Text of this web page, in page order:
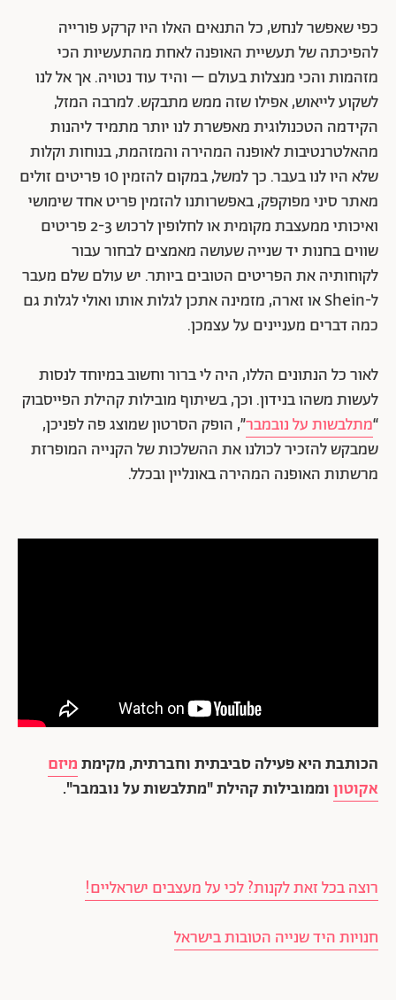
כפי שאפשר לנחש, כל התנאים האלו היו קרקע פורייה
להפיכתה של תעשיית האופנה לאחת מהתעשיות הכי
מזהמות והכי מנצלות בעולם – והיד עוד נטויה. אך אל לנו
לשקוע לייאוש, אפילו שזה ממש מתבקש. למרבה המזל,
הקידמה הטכנולוגית מאפשרת לנו יותר מתמיד ליהנות
מהאלטרנטיבות לאופנה המהירה והמזהמת, בנוחות וקלות
שלא היו לנו בעבר. כך למשל, במקום להזמין 10 פריטים זולים
מאתר סיני מפוקפק, באפשרותנו להזמין פריט אחד שימושי
ואיכותי ממעצבת מקומית או לחלופין לרכוש 2-3 פריטים
שווים בחנות יד שנייה שעושה מאמצים לבחור עבור
לקוחותיה את הפריטים הטובים ביותר. יש עולם שלם מעבר
ל-Shein או זארה, מזמינה אתכן לגלות אותו ואולי לגלות גם
כמה דברים מעניינים על עצמכן.
לאור כל הנתונים הללו, היה לי ברור וחשוב במיוחד לנסות
לעשות משהו בנידון. וכך, בשיתוף מובילות קהילת הפייסבוק
“מתלבשות על נובמבר”, הופק הסרטון שמוצג פה לפניכן,
שמבקש להזכיר לכולנו את ההשלכות של הקנייה המופרזת
מרשתות האופנה המהירה באונליין ובכלל.
הכותבת היא פעילה סביבתית וחברתית, מקימתמיזם
אקוטוןוממובילות קהילת "מתלבשות על נובמבר".
רוצה בכל זאת לקנות? לכי על מעצבים ישראליים!
חנויות היד שנייה הטובות בישראל